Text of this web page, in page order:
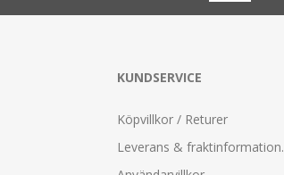
KUNDSERVICE
Köpvillkor / Returer
Leverans & fraktinformation.